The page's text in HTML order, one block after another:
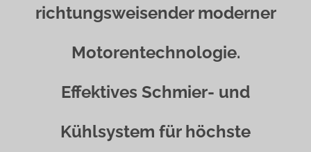
richtungsweisender moderner
Motorentechnologie.
Effektives Schmier- und
Kühlsystem für höchste